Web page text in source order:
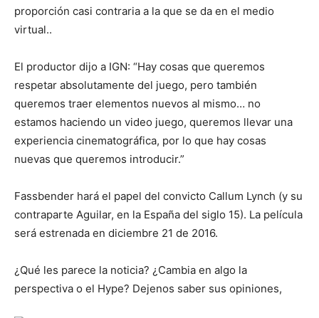
proporción casi contraria a la que se da en el medio
virtual..
El productor dijo a IGN: “Hay cosas que queremos
respetar absolutamente del juego, pero también
queremos traer elementos nuevos al mismo… no
estamos haciendo un video juego, queremos llevar una
experiencia cinematográfica, por lo que hay cosas
nuevas que queremos introducir.”
Fassbender hará el papel del convicto Callum Lynch (y su
contraparte Aguilar, en la España del siglo 15). La película
será estrenada en diciembre 21 de 2016.
¿Qué les parece la noticia? ¿Cambia en algo la
perspectiva o el Hype? Dejenos saber sus opiniones,